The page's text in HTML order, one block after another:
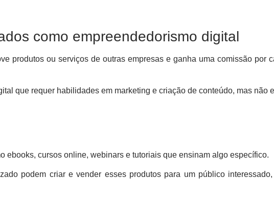
como empreendedorismo digital
produtos ou serviços de outras empresas e ganha uma comissão por
que requer habilidades em marketing e criação de conteúdo, mas não
ebooks, cursos online, webinars e tutoriais que ensinam algo específico.
podem criar e vender esses produtos para um público